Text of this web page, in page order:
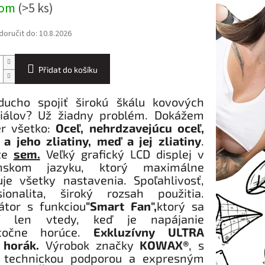
(>5 ks)
do: 10.8.2026
Přidat do košíku
spojiť širokú škálu kovových
Už žiadny problém. Dokážem
všetko: Oceľ, nehrdzavejúcu oceľ,
a jeho zliatiny, meď a jej zliatiny.
sem. Veľký grafický LCD displej v
jazyku, ktorý maximálne
všetky nastavenia. Spoľahlivosť,
široký rozsah použitia.
s funkciou"Smart Fan",ktorý sa
len vtedy, keď je napájanie
horúce. Exkluzívny ULTRA
Výrobok značky KOWAX®, s
podporou a expresným